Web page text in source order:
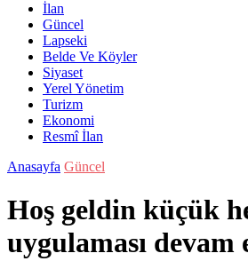
İlan
Güncel
Lapseki
Belde Ve Köyler
Siyaset
Yerel Yönetim
Turizm
Ekonomi
Resmî İlan
Anasayfa Güncel
Hoş geldin küçük
uygulaması devam